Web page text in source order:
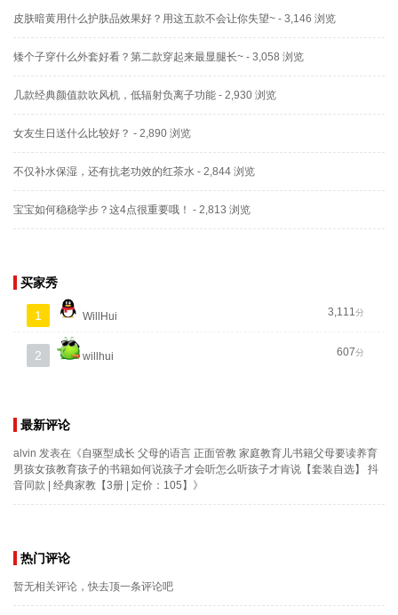
皮肤暗黄用什么护肤品效果好？用这五款不会让你失望~ - 3,146 浏览
矮个子穿什么外套好看？第二款穿起来最显腿长~ - 3,058 浏览
几款经典颜值款吹风机，低辐射负离子功能 - 2,930 浏览
女友生日送什么比较好？ - 2,890 浏览
不仅补水保湿，还有抗老功效的红茶水 - 2,844 浏览
宝宝如何稳稳学步？这4点很重要哦！ - 2,813 浏览
买家秀
1 WillHui 3,111分
2 willhui 607分
最新评论
alvin 发表在《自驱型成长 父母的语言 正面管教 家庭教育儿书籍父母要读养育
男孩女孩教育孩子的书籍如何说孩子才会听怎么听孩子才肯说【套装自选】 抖
音同款 | 经典家教【3册 | 定价：105】 》
热门评论
暂无相关评论，快去顶一条评论吧